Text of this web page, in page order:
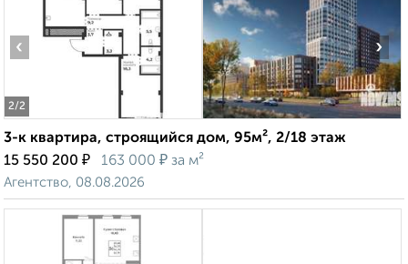
2/2
‹ ›
3-к квартира, строящийся дом, 95м², 2/18 этаж
15 550 200 ₽ 163 000 ₽ за м²
Агентство, 08.08.2026